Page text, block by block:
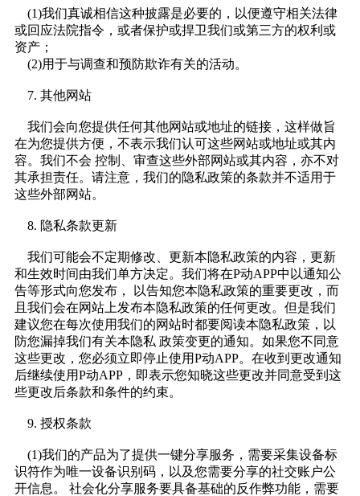
(1)我们真诚相信这种披露是必要的，以便遵守相关法律
或回应法院指令，或者保护或捍卫我们或第三方的权利或
资产；
(2)用于与调查和预防欺诈有关的活动。
7. 其他网站
我们会向您提供任何其他网站或地址的链接，这样做旨
在为您提供方便，不表示我们认可这些网站或地址或其内
容。我们不会 控制、审查这些外部网站或其内容，亦不对
其承担责任。请注意，我们的隐私政策的条款并不适用于
这些外部网站。
8. 隐私条款更新
我们可能会不定期修改、更新本隐私政策的内容，更新
和生效时间由我们单方决定。我们将在P动APP中以通知公
告等形式向您发布， 以告知您本隐私政策的重要更改，而
且我们会在网站上发布本隐私政策的任何更改。但是我们
建议您在每次使用我们的网站时都要阅读本隐私政策，以
防您漏掉我们有关本隐私 政策变更的通知。如果您不同意
这些更改，您必须立即停止使用P动APP。在收到更改通知
后继续使用P动APP，即表示您知晓这些更改并同意受到这
些更改后条款和条件的约束。
9. 授权条款
(1)我们的产品为了提供一键分享服务，需要采集设备标
识符作为唯一设备识别码，以及您需要分享的社交账户公
开信息。 社会化分享服务要具备基础的反作弊功能，需要